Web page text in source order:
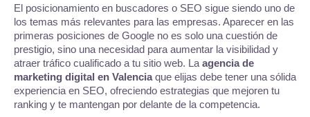
El posicionamiento en buscadores o SEO sigue siendo uno de
los temas más relevantes para las empresas. Aparecer en las
primeras posiciones de Google no es solo una cuestión de
prestigio, sino una necesidad para aumentar la visibilidad y
atraer tráfico cualificado a tu sitio web. La agencia de
marketing digital en Valenciaque elijas debe tener una sólida
experiencia en SEO, ofreciendo estrategias que mejoren tu
ranking y te mantengan por delante de la competencia.